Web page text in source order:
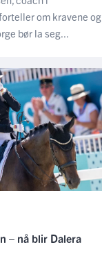
om kravene og
bør la seg...
– nå blir Dalera